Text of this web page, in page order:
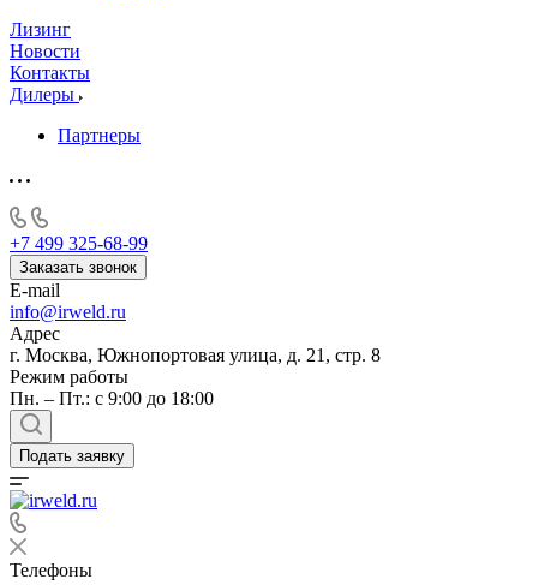
Лизинг
Новости
Контакты
Дилеры
Партнеры
+7 499 325-68-99
Заказать звонок
E-mail
info@irweld.ru
Адрес
г. Москва, Южнопортовая улица, д. 21, стр. 8
Режим работы
Пн. – Пт.: с 9:00 до 18:00
Подать заявку
Телефоны